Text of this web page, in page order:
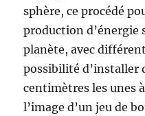
sphère, ce procédé
production d’énergie
planète, avec
possibilité d’installer
centimètres les unes
l’image d’un jeu de